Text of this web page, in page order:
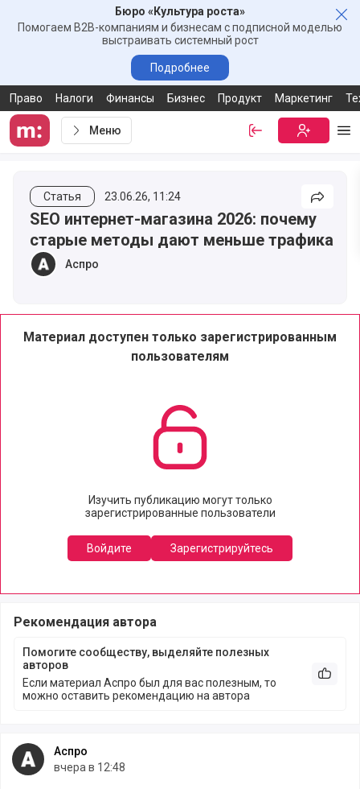
Бюро «Культура роста»
Помогаем B2B-компаниям и бизнесам с подписной моделью
выстраивать системный рост
Подробнее
Право Налоги Финансы Бизнес Продукт Маркетинг
Меню Войти
Статья 23.06.26, 11:24
SEO интернет-магазина 2026: почему
старые методы дают меньше трафика
Аспро
Материал доступен только зарегистрированным
пользователям
Изучить публикацию могут только
зарегистрированные пользователи
Войдите Зарегистрируйтесь
Рекомендация автора
Помогите сообществу, выделяйте полезных
авторов
Если материал Аспро был для вас полезным, то
можно оставить рекомендацию на автора
Аспро
вчера в 12:48